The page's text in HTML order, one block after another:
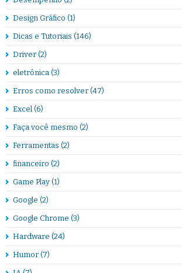
Design Gráfico (1)
Dicas e Tutoriais (146)
Driver (2)
eletrônica (3)
Erros como resolver (47)
Excel (6)
Faça você mesmo (2)
Ferramentas (2)
financeiro (2)
Game Play (1)
Google (2)
Google Chrome (3)
Hardware (24)
Humor (7)